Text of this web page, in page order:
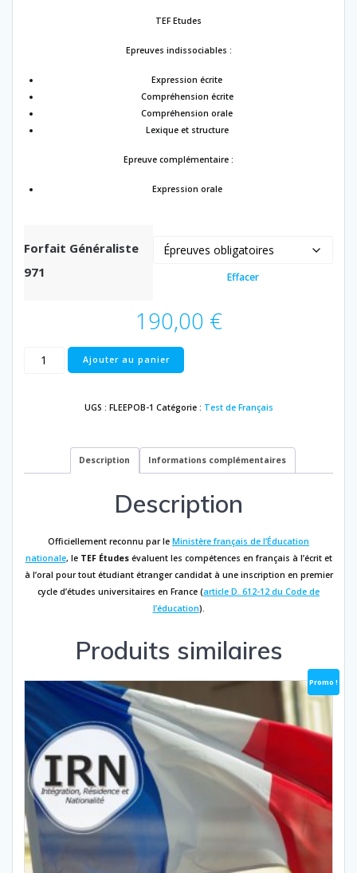
TEF Etudes
Epreuves indissociables :
Expression écrite
Compréhension écrite
Compréhension orale
Lexique et structure
Epreuve complémentaire :
Expression orale
Forfait Généraliste
971
Effacer
190,00 €
quantité
(Guadeloupe)
Ajouter au panier
UGS : FLEEPOB-1 Catégorie : Test de Français
Description Informations complémentaires
Description
Officiellement reconnu par le Ministère français de l’Éducation
nationale, le TEF Études évaluent les compétences en français à l’écrit et
à l’oral pour tout étudiant étranger candidat à une inscription en premier
cycle d’études universitaires en France (article D. 612-12 du Code de
l’éducation).
Produits similaires
Promo !